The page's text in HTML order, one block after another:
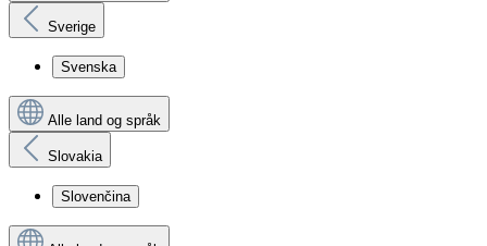
Sverige
Svenska
Alle land og språk
Slovakia
Slovenčina